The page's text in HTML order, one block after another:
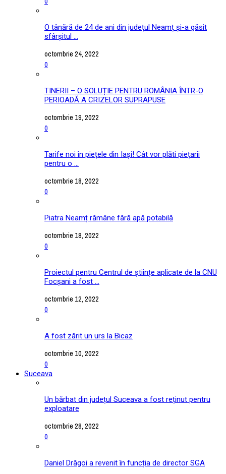
O tânără de 24 de ani din județul Neamț și-a găsit
sfârșitul ...
octombrie 24, 2022
0
TINERII – O SOLUȚIE PENTRU ROMÂNIA ÎNTR-O
PERIOADĂ A CRIZELOR SUPRAPUSE
octombrie 19, 2022
0
Tarife noi în piețele din Iași! Cât vor plăti piețarii
pentru o ...
octombrie 18, 2022
0
Piatra Neamț rămâne fără apă potabilă
octombrie 18, 2022
0
Proiectul pentru Centrul de științe aplicate de la CNU
Focșani a fost ...
octombrie 12, 2022
0
A fost zărit un urs la Bicaz
octombrie 10, 2022
0
Suceava
Un bărbat din județul Suceava a fost reținut pentru
exploatare
octombrie 28, 2022
0
Daniel Drăgoi a revenit în funcția de director SGA